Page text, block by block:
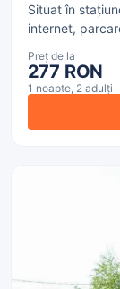
Situat în
internet,
Preț de la
277 RON
1 noapte, 2 adulți